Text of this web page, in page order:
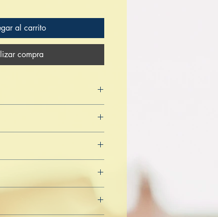
al carrito
compra